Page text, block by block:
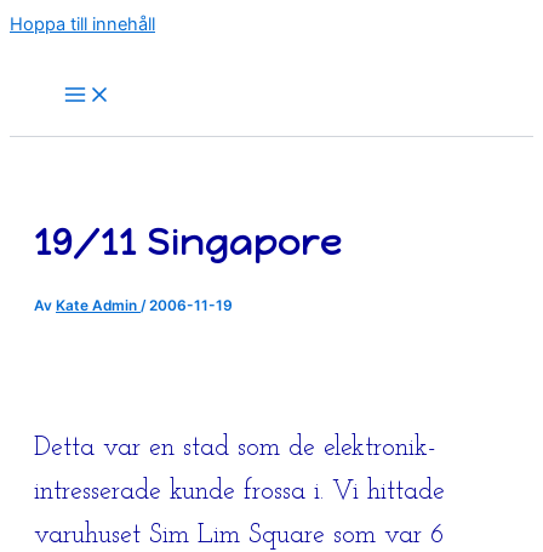
Hoppa till innehåll
19/11 Singapore
Av Kate Admin /2006-11-19
Detta var en stad som de elektronik-
intresserade kunde frossa i. Vi hittade
varuhuset Sim Lim Square som var 6